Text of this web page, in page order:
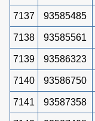
7137 93585485
7138 93585561
7139 93586323
7140 93586750
7141 93587358